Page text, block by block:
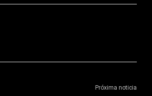
Próxima noticia